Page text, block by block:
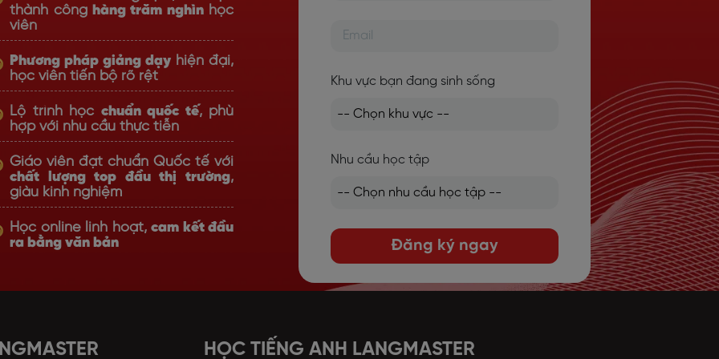
thành công hàng trăm nghìnhọc
viên
Phương pháp giảng dạy hiện đại,
học viên tiến bộ rõ rệt
Lộ trình học chuẩn quốc tế, phù
hợp với nhu cầu thực tiễn
Giáo viên đạt chuẩn Quốc tế với
chất lượng top đầu thị trường,
giàu kinh nghiệm
Học online linh hoạt,cam kết đầu
ra bằng văn bản
Khu vực bạn đang sinh sống
Nhu cầu học tập
Đăng ký ngay
HỌC TIẾNG ANH LANGMASTER